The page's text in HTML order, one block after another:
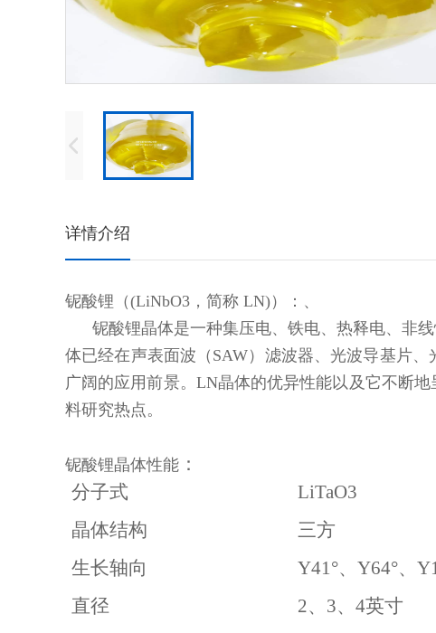
详情介绍
铌酸锂（(LiNbO3，简称 LN)）：、
铌酸锂晶体是一种集压电、铁电、热释电、非线
体已经在声表面波（SAW）滤波器、光波导基片
广阔的应用前景。LN晶体的优异性能以及它不断
料研究热点。
铌酸锂晶体性能 ：
分子式
LiTaO3
晶体结构
三方
生长轴向
Y41°、Y64°、
直径
2、 3、 4英寸